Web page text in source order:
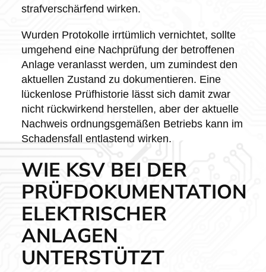
strafverschärfend wirken.
Wurden Protokolle irrtümlich vernichtet, sollte
umgehend eine Nachprüfung der betroffenen
Anlage veranlasst werden, um zumindest den
aktuellen Zustand zu dokumentieren. Eine
lückenlose Prüfhistorie lässt sich damit zwar
nicht rückwirkend herstellen, aber der aktuelle
Nachweis ordnungsgemäßen Betriebs kann im
Schadensfall entlastend wirken.
WIE KSV BEI DER
PRÜFDOKUMENTATION
ELEKTRISCHER
ANLAGEN
UNTERSTÜTZT